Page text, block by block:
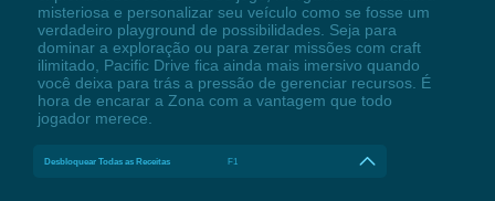
misteriosa e personalizar seu veículo como se fosse um
verdadeiro playground de possibilidades. Seja para
dominar a exploração ou para zerar missões com craft
ilimitado, Pacific Drive fica ainda mais imersivo quando
você deixa para trás a pressão de gerenciar recursos. É
hora de encarar a Zona com a vantagem que todo
jogador merece.
Desbloquear Todas as Receitas F1